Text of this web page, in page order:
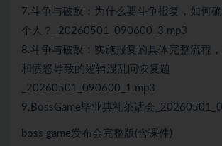
7.斗争与破敌：为什么要斗争报复，如何
个人？_20260501_090600_3.mp3
8.斗争与破敌：实施报复的具体完整流程
和愤怒导致的逻辑混乱问恢复题
_20260501_090600_1.mp3
9.BossGame毕业典礼茶话会
boss game发布会完整版(含课件)